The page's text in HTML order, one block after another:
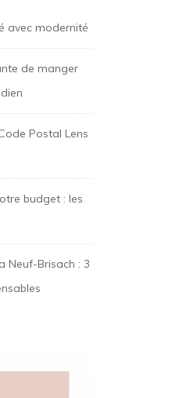
avec modernité
de manger
Postal Lens
budget : les
Neuf-Brisach : 3